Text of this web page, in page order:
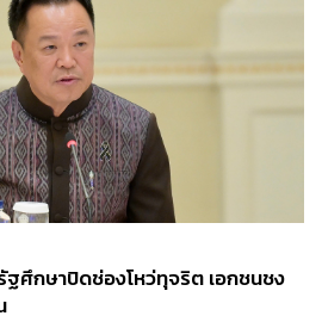
ศึกษาปิดช่องโหว่ทุจริต เอกชนชง